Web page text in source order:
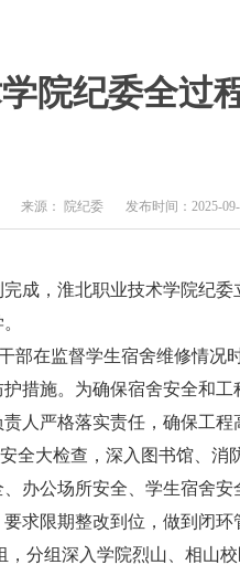
院纪委全过
来源： 院纪委 发布时间：2025-
成，淮北职业技术学院纪
在监督学生宿舍维修情
措施。为确保宿舍安全和
人严格落实责任，确保工程
大检查，深入图书馆、消
办公场所安全、学生宿舍
求限期整改到位，做到闭环
分组深入学院烈山、相山